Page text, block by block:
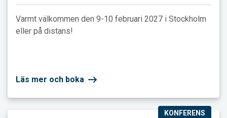
Varmt välkommen den 9-10 februari 2027 i Stockholm
eller på distans!
Läs mer och boka
KONFERENS